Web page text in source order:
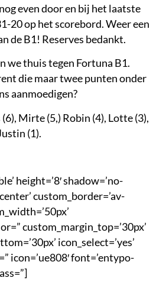
even door en bij het laatste
20 op het scorebord. Weer een
de B1! Reserves bedankt.
we thuis tegen Fortuna B1.
die maar twee punten onder
aanmoedigen?
(6), Mirte (5,) Robin (4), Lotte (3),
(1).
height=’8′ shadow=’no-
custom_border=’av-
custom_margin_top=’30px’
icon_select=’yes’
icon=’ue808′ font=’entypo-